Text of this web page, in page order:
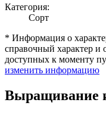
Категория:
Сорт
* Информация о
справочный характер и
доступных к моменту
изменить информацию
Выращивание